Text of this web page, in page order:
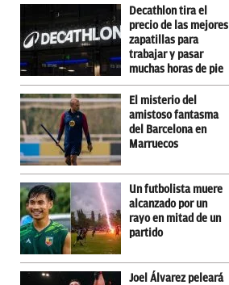
Decathlon tira el
precio de las mejores
zapatillas para
trabajar y pasar
muchas horas de pie
El misterio del
amistoso fantasma
del Barcelona en
Marruecos
Un futbolista muere
alcanzado por un
rayo en mitad de un
partido
Joel Álvarez peleará